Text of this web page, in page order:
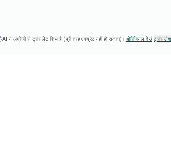
AI ने अंग्रेज़ी से ट्रांसलेट किया है (पूरी तरह एक्यूरेट नहीं हो सकता)। ओरिजिनल देखें·